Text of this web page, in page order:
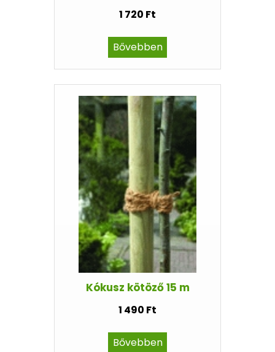
1 720 Ft
Bővebben
Kókusz kötöző 15 m
1 490 Ft
Bővebben